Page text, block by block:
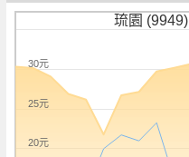
琉園 (9949)
20元
25元
30元